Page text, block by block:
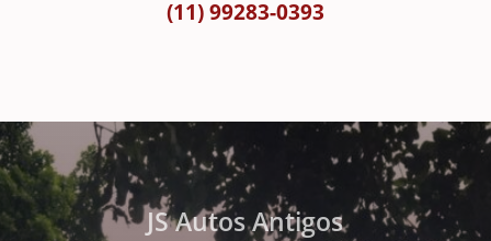
(11) 99283-0393
JS Autos Antigos